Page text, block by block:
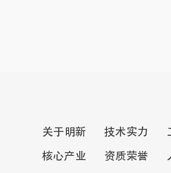
关于明新
核心产业
技术实力
资质荣誉